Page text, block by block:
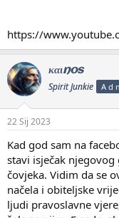
https://
καιnos
Spirit Junkie A d
22 Sij 2023
Kad god sam na
stavi isječak
čovjeka. Vidim da se
načela i obiteljske
ljudi pravoslavne